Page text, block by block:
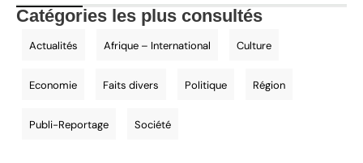
Catégories les plus consultés
Actualités Afrique – International Culture
Economie Faits divers Politique Région
Publi-Reportage Société